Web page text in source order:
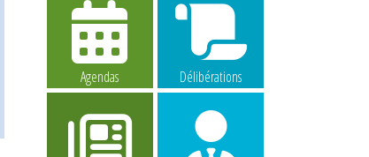
Agendas Délibérations